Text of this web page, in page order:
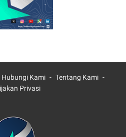
Hubungi Kami
Tentang Kami
Privasi